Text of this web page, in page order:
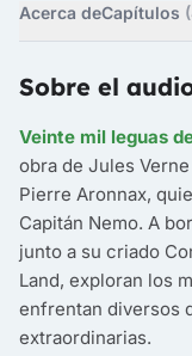
Acerca deCapítulos
Sobre el
Veinte mil leguas
obra de Jules
Pierre Aronnax,
Capitán Nemo. A
junto a su criado
Land, exploran los
enfrentan diversos
extraordinarias.